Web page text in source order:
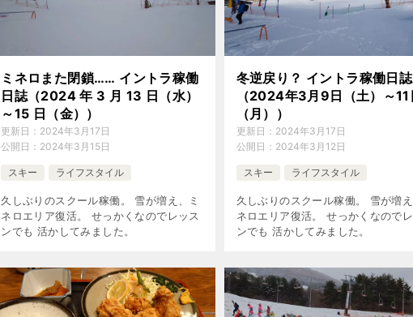
ミネロまた閉鎖…… イントラ稼働
日誌（2024 年 3 月 13 日（水）
～15 日（金））
更新日： 2024年3月17日
公開日： 2024年3月15日
スキー ライフスタイル
久しぶりのスクール稼働。 雪が増え、ミ
ネロエリア復活。 せっかくなのでレッス
ンでも 活かしてみました。
冬逆戻り？ イントラ稼働日誌
（2024年3月9日（土）～11
（月））
更新日： 2024年3月17日
公開日： 2024年3月12日
スキー ライフスタイル
久しぶりのスクール稼働。 雪が増
ネロエリア復活。 せっかくなので
ンでも 活かしてみました。